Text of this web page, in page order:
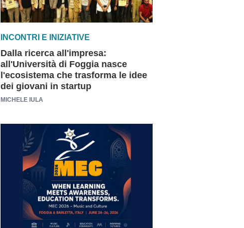
INCONTRI E INIZIATIVE
Dalla ricerca all'impresa:
all'Università di Foggia nasce
l'ecosistema che trasforma le idee
dei giovani in startup
MICHELE IULA